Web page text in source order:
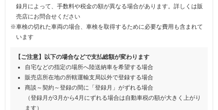
録月によって、手数料や税金の額が異なる場合があります。詳しくは販
売店にお問合せください
※車検の切れた車両の場合、車検を取得するために必要な費用も含まれて
います
【ご注意】以下の場合などで支払総額が変わります
自宅などの指定の場所へ陸送納車を希望する場合
販売店所在地の所轄運輸支局以外で登録する場合
商談～契約～登録の間に「登録月」がずれる場合
（登録月が3月から4月にずれる場合は自動車税の額が大きく上がり
ます）